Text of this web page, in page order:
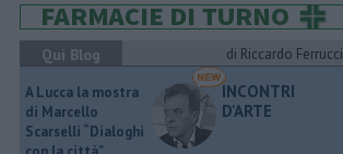
Qui Blog di Riccardo Ferrucci
A Lucca la mostra
di Marcello
Scarselli “Dialoghi
INCONTRI
D'ARTE